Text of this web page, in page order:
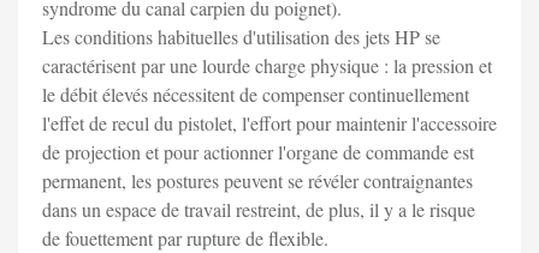
syndrome du canal carpien du poignet).
Les conditions habituelles d'utilisation des jets HP se
caractérisent par une lourde charge physique : la pression et
le débit élevés nécessitent de compenser continuellement
l'effet de recul du pistolet, l'effort pour maintenir l'accessoire
de projection et pour actionner l'organe de commande est
permanent, les postures peuvent se révéler contraignantes
dans un espace de travail restreint, de plus, il y a le risque
de fouettement par rupture de flexible.